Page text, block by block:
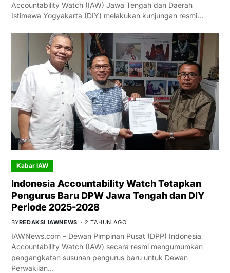
Accountability Watch (IAW) Jawa Tengah dan Daerah
Istimewa Yogyakarta (DIY) melakukan kunjungan resmi…
Kabar IAW
Indonesia Accountability Watch Tetapkan
Pengurus Baru DPW Jawa Tengah dan DIY
Periode 2025-2028
BYREDAKSI IAWNEWS 2 TAHUN AGO
IAWNews.com – Dewan Pimpinan Pusat (DPP) Indonesia
Accountability Watch (IAW) secara resmi mengumumkan
pengangkatan susunan pengurus baru untuk Dewan
Perwakilan…